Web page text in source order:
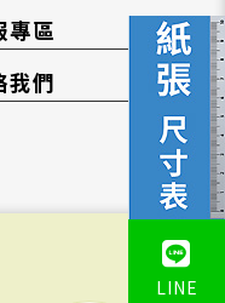
專區
我們
LINE